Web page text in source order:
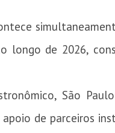
longo de 2026,
São
de parceiros